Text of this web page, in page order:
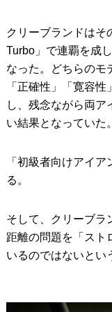
クリーブランドはそ
Turbo」で連覇を成
なった。どちらのモ
「正確性」「寛容
し、残念ながら両ア
い結果となっていた。
「初級者向けアイ
る。
そして、クリーブラ
距離の問題を「スト
いるのではないとい